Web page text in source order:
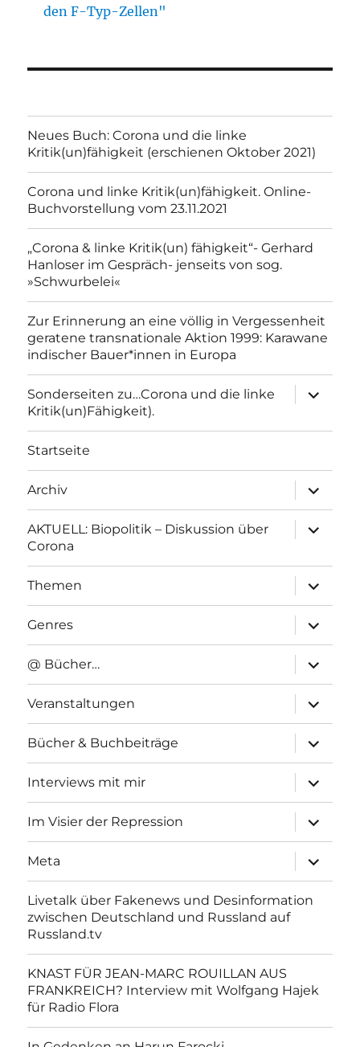
den F-Typ-Zellen"
Neues Buch: Corona und die linke
Kritik(un)fähigkeit (erschienen Oktober 2021)
Corona und linke Kritik(un)fähigkeit. Online-
Buchvorstellung vom 23.11.2021
„Corona & linke Kritik(un) fähigkeit“- Gerhard
Hanloser im Gespräch- jenseits von sog.
»Schwurbelei«
Zur Erinnerung an eine völlig in Vergessenheit
geratene transnationale Aktion 1999: Karawane
indischer Bauer*innen in Europa
Sonderseiten zu…Corona und die linke
Kritik(un)Fähigkeit).
anzeigen
Startseite
Archiv
anzeigen
AKTUELL: Biopolitik – Diskussion über
Corona
anzeigen
Themen
anzeigen
Genres
anzeigen
@ Bücher…
anzeigen
Veranstaltungen
anzeigen
Bücher & Buchbeiträge
anzeigen
Interviews mit mir
anzeigen
Im Visier der Repression
anzeigen
Meta
anzeigen
Livetalk über Fakenews und Desinformation
zwischen Deutschland und Russland auf
Russland.tv
KNAST FÜR JEAN-MARC ROUILLAN AUS
FRANKREICH? Interview mit Wolfgang Hajek
für Radio Flora